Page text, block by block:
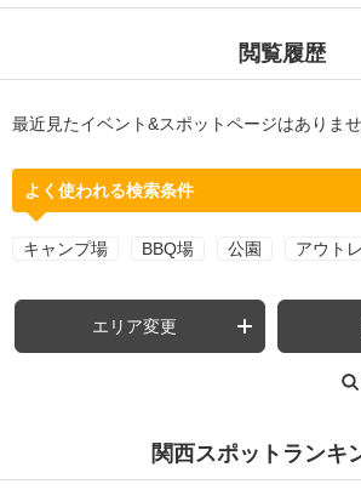
閲覧履歴
最近見たイベント&スポットページはありませ
よく使われる検索条件
キャンプ場 BBQ場 公園 アウト
エリア変更
関西スポットランキ